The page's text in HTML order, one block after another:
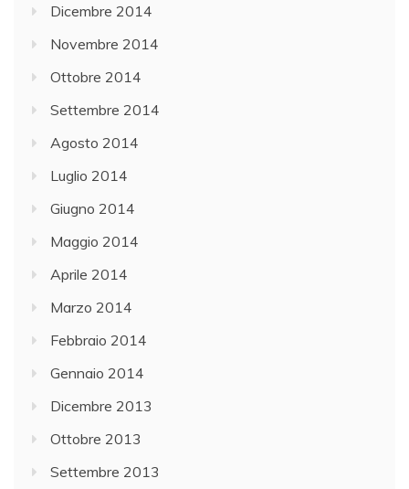
Dicembre 2014
Novembre 2014
Ottobre 2014
Settembre 2014
Agosto 2014
Luglio 2014
Giugno 2014
Maggio 2014
Aprile 2014
Marzo 2014
Febbraio 2014
Gennaio 2014
Dicembre 2013
Ottobre 2013
Settembre 2013